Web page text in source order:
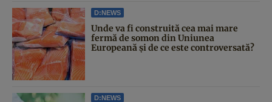
D:NEWS
Unde va fi construită cea mai mare
fermă de somon din Uniunea
Europeană și de ce este controversată?
D:NEWS